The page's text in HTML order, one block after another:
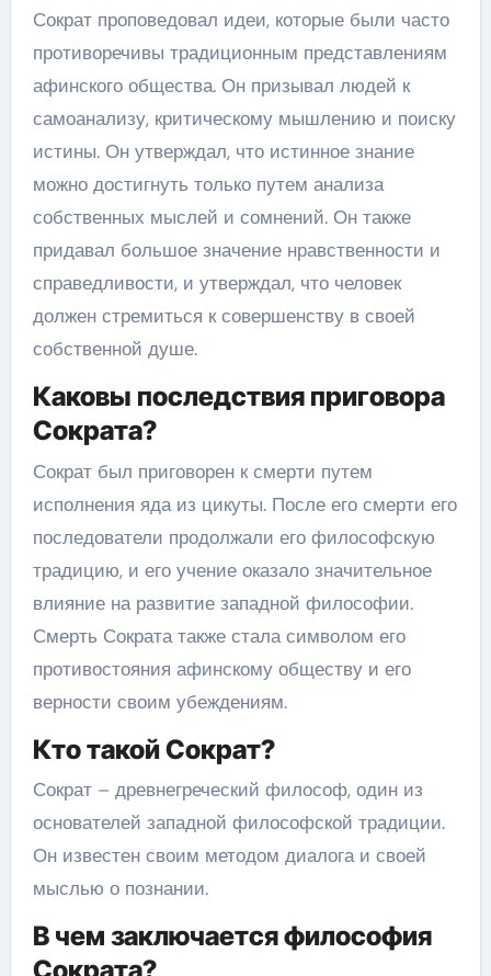
Сократ проповедовал идеи, которые были часто
противоречивы традиционным представлениям
афинского общества. Он призывал людей к
самоанализу, критическому мышлению и поиску
истины. Он утверждал, что истинное знание
можно достигнуть только путем анализа
собственных мыслей и сомнений. Он также
придавал большое значение нравственности и
справедливости, и утверждал, что человек
должен стремиться к совершенству в своей
собственной душе.
Каковы последствия приговора
Сократа?
Сократ был приговорен к смерти путем
исполнения яда из цикуты. После его смерти его
последователи продолжали его философскую
традицию, и его учение оказало значительное
влияние на развитие западной философии.
Смерть Сократа также стала символом его
противостояния афинскому обществу и его
верности своим убеждениям.
Кто такой Сократ?
Сократ – древнегреческий философ, один из
основателей западной философской традиции.
Он известен своим методом диалога и своей
мыслью о познании.
В чем заключается философия